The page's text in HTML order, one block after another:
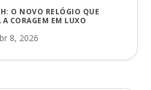
O NOVO RELÓGIO QUE
CORAGEM EM LUXO
8, 2026